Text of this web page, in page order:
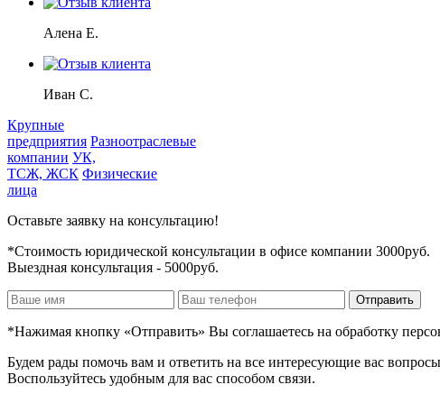
Алена Е.
Иван С.
Крупные
предприятия Разноотраслевые
компании УК,
ТСЖ, ЖСК Физические
лица
Оставьте заявку на консультацию!
*Стоимость юридической консультации в офисе компании 3000руб.
Выездная консультация - 5000руб.
*Нажимая кнопку «Отправить» Вы соглашаетесь на обработку
Будем рады помочь вам и ответить на все интересующие вас
Воспользуйтесь удобным для вас способом связи.